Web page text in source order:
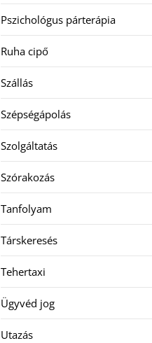
Pszichológus párterápia
Ruha cipő
Szállás
Szépségápolás
Szolgáltatás
Szórakozás
Tanfolyam
Társkeresés
Tehertaxi
Ügyvéd jog
Utazás